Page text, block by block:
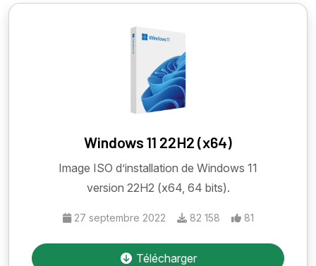
Windows 11 22H2 (x64)
Image ISO d’installation de Windows 11
version 22H2 (x64, 64 bits).
27 septembre 2022 82 158 81
Télécharger